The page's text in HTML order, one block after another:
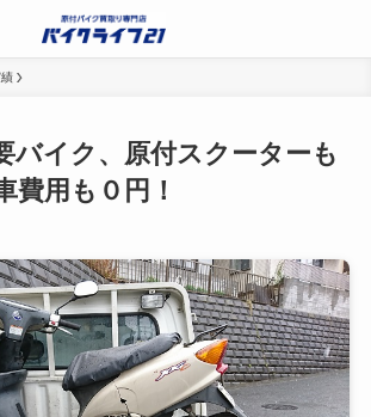
バイク、原付スクーターも
費用も０円！